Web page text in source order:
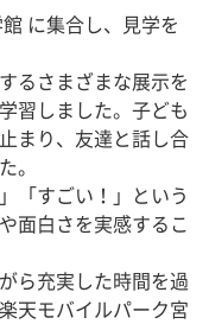
に集合し、見学を
るさまざまな展示を
習しました。子ども
まり、友達と話し合
。
「すごい！」という
面白さを実感するこ
ら充実した時間を過
天モバイルパーク宮